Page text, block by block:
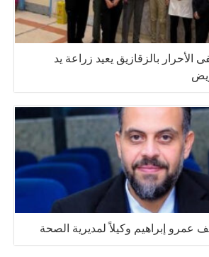
بالزقازيق يعيد زراعة يد
عمرو إبراهيم وكيلاً لمديرية الصحة